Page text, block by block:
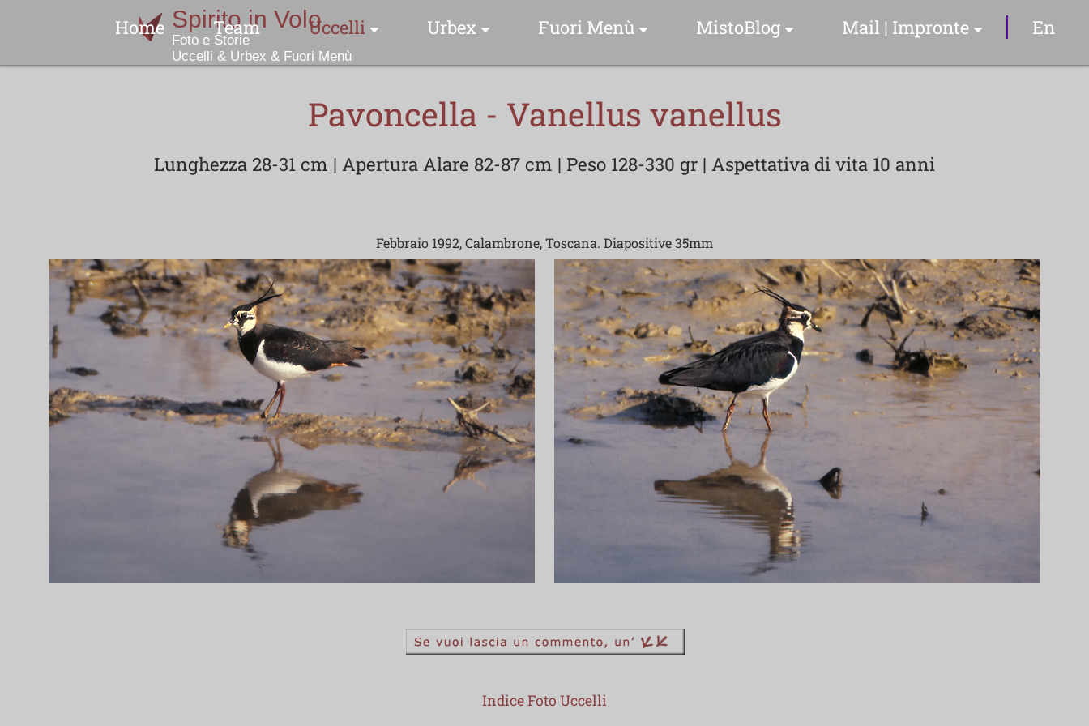
Home Team Uccelli
Indice Specie Fotografate
Foto Storie
Nome Scientifico
Video Clip
Collezioni Uccelli
Urbex
Indice Foto Esplorazioni
Drone Video Clip
Una Foto Una Storia
Fuori Menù
Luoghi & Istanti
Video Clip
MistoBlog
Articoli & Info
Il Sommelier
YouTube Video
Mail | Impronte En
Pavoncella - Vanellus vanellus
Lunghezza 28-31 cm | Apertura Alare 82-87 cm | Peso 128-330 gr | Aspettativa di vita 10 anni
Febbraio 1992, Calambrone, Toscana. Diapositive 35mm
Indice Foto Uccelli